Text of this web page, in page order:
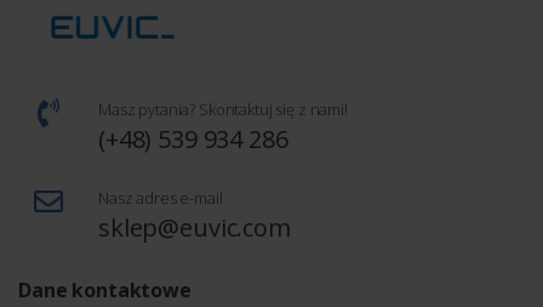
Masz pytania? Skontaktuj się z nami!
(+48) 539 934 286
Nasz adres e-mail
sklep@euvic.com
Dane kontaktowe